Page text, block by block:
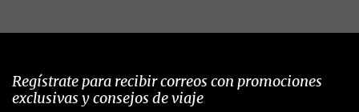
Regístrate para recibir correos con promociones
exclusivas y consejos de viaje